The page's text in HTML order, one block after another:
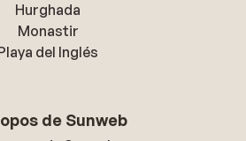
Hurghada
Monastir
del Inglés
de Sunweb